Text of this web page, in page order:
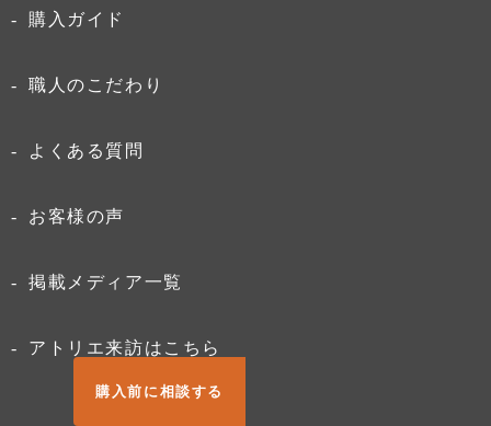
購入前に相談する
購入ガイド
職人のこだわり
よくある質問
お客様の声
掲載メディア一覧
アトリエ来訪はこちら